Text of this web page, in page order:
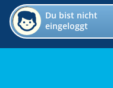
Du bist nicht
eingeloggt